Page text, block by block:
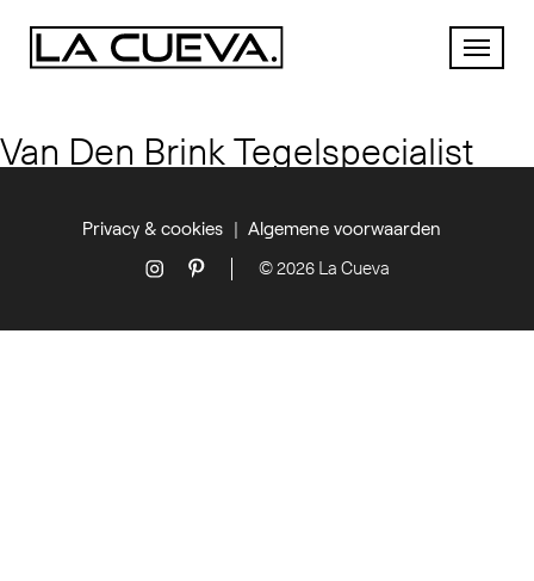
Van Den Brink Tegelspecialist
Privacy & cookies Algemene voorwaarden
© 2026 La Cueva